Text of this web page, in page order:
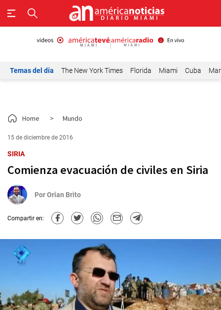
Temas del día The New York Times Florida Miami Cuba
Home > Mundo
15 de diciembre de 2016
SIRIA
Comienza evacuación de civiles en Siria
PorOrian Brito
Compartir en: